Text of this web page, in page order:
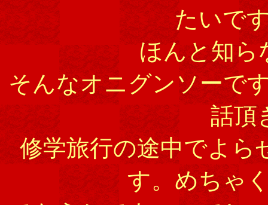
たいで
ほんと知ら
そんなオニグンソーで
話頂
修学旅行の途中でよら
す。めちゃ